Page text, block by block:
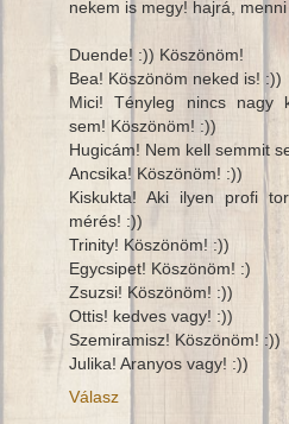
nekem is megy! hajrá,
Duende! :)) Köszönöm!
Bea! Köszönöm neked is! :))
Mici! Tényleg nincs nagy
sem! Köszönöm! :))
Hugicám! Nem kell semmit
Ancsika! Köszönöm! :))
Kiskukta! Aki ilyen profi
mérés! :))
Trinity! Köszönöm! :))
Egycsipet! Köszönöm! :)
Zsuzsi! Köszönöm! :))
Ottis! kedves vagy! :))
Szemiramisz! Köszönöm! :))
Julika! Aranyos vagy! :))
Válasz